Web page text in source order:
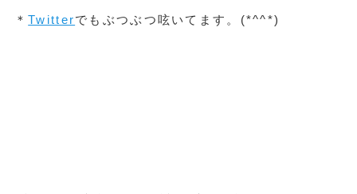
＊Twitterでもぶつぶつ呟いてます。(*^^*)